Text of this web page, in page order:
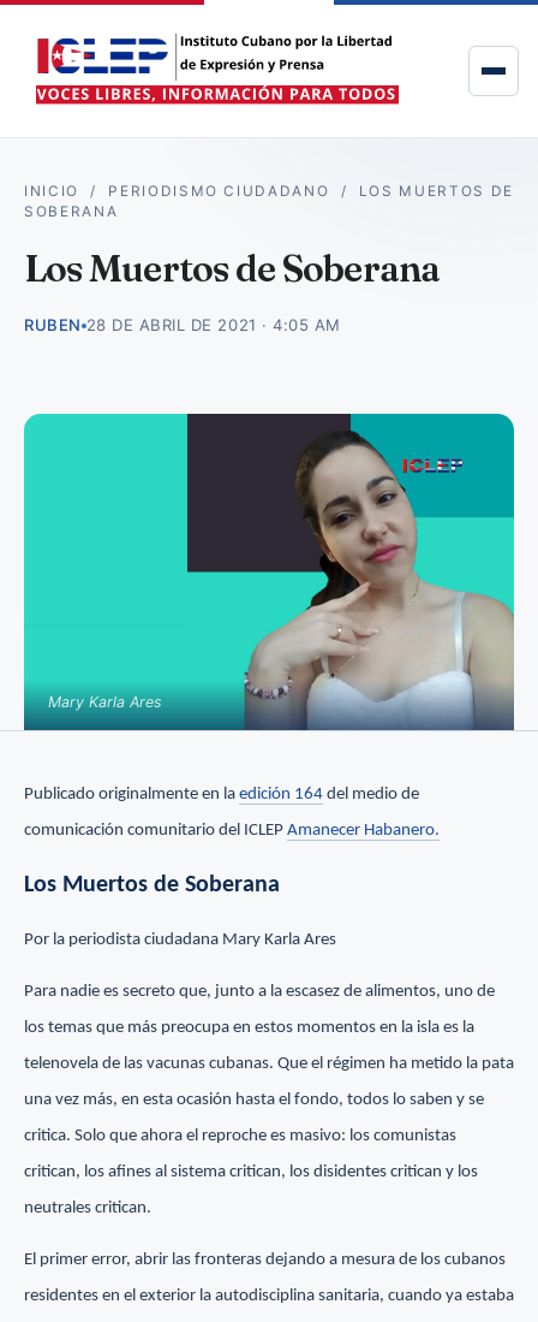
INICIO / PERIODISMO CIUDADANO / LOS MUERTOS DE
SOBERANA
Los Muertos de Soberana
RUBEN 28 DE ABRIL DE 2021 · 4:05 AM
Mary Karla Ares
Publicado originalmente en la edición 164 del medio de
comunicación comunitario del ICLEP Amanecer Habanero.
Los Muertos de Soberana
Por la periodista ciudadana Mary Karla Ares
Para nadie es secreto que, junto a la escasez de alimentos, uno de
los temas que más preocupa en estos momentos en la isla es la
telenovela de las vacunas cubanas. Que el régimen ha metido la pata
una vez más, en esta ocasión hasta el fondo, todos lo saben y se
critica. Solo que ahora el reproche es masivo: los comunistas
critican, los afines al sistema critican, los disidentes critican y los
neutrales critican.
El primer error, abrir las fronteras dejando a mesura de los cubanos
residentes en el exterior la autodisciplina sanitaria, cuando ya estaba